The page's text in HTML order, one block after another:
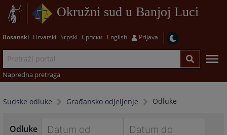
Okružni sud u Banjoj Luci
Bosanski Hrvatski Srpski Српски English Prijava
Napredna pretraga
Sudske odluke Građansko odjeljenje Odluke
Odluke